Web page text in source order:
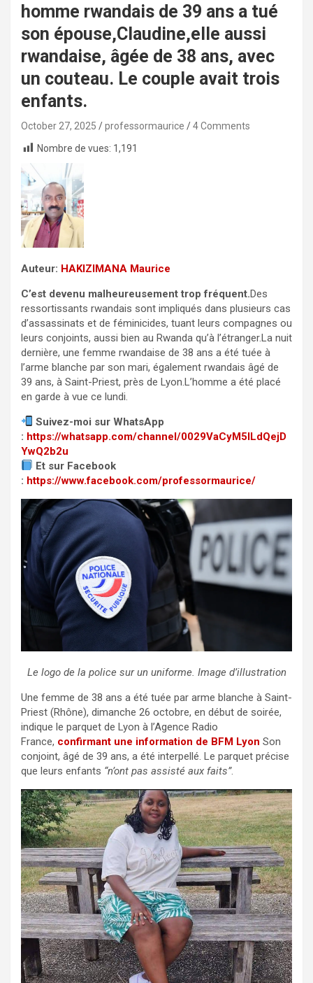
homme rwandais de 39 ans a tué
son épouse,Claudine,elle aussi
rwandaise, âgée de 38 ans, avec
un couteau. Le couple avait trois
enfants.
October 27, 2025 professormaurice
4 Comments
Nombre de vues: 1,191
Auteur: HAKIZIMANA Maurice
C’est devenu malheureusement trop fréquent.Des
ressortissants rwandais sont impliqués dans plusieurs cas
d’assassinats et de féminicides, tuant leurs compagnes ou
leurs conjoints, aussi bien au Rwanda qu’à l’étranger.La nuit
dernière, une femme rwandaise de 38 ans a été tuée à
l’arme blanche par son mari, également rwandais âgé de
39 ans, à Saint-Priest, près de Lyon.L’homme a été placé
en garde à vue ce lundi.
Suivez-moi sur WhatsApp
: https://whatsapp.com/channel/0029VaCyM5ILdQejD
YwQ2b2u
Et sur Facebook
: https://www.facebook.com/professormaurice/
Le logo de la police sur un uniforme. Image d’illustration
Une femme de 38 ans a été tuée par arme blanche à Saint-
Priest (Rhône), dimanche 26 octobre, en début de soirée,
indique le parquet de Lyon à l’Agence Radio
France, confirmant une information de BFM Lyon Son
conjoint, âgé de 39 ans, a été interpellé. Le parquet précise
que leurs enfants “n’ont pas assisté aux faits”.